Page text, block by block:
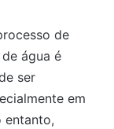
de
água é
ser
em
entanto,